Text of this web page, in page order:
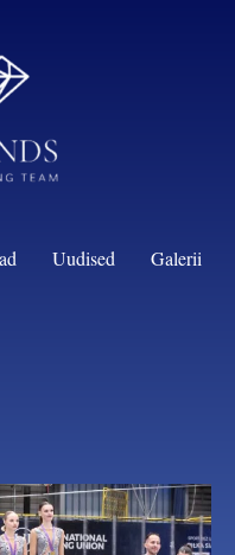
Uudised Galerii